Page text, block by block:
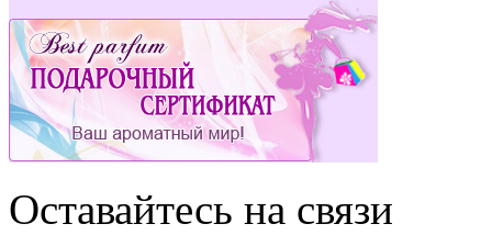
Оставайтесь на связи